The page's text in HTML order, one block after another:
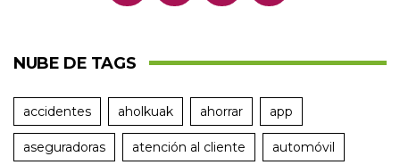
NUBE DE TAGS
accidentes aholkuak ahorrar app
aseguradoras atención al cliente automóvil